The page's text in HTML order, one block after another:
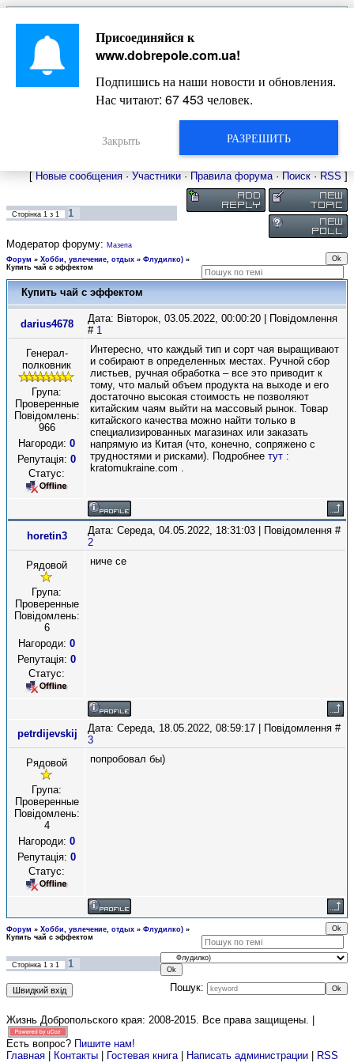
Главная
Новости
Довідкова
Фото
Оголошення
Видео
Жизнь Добропольского края
[ Новые сообщения · Участники · Правила форума· Поиск · RSS ]
Сторінка 1 з 1 1
Модератор форуму: Мазепа
Форум » Хобби, увлечение, отдых » Флудилко) »
Купить чай с эффектом
Купить чай с эффектом
darius4678
Дата: Вівторок, 03.05.2022, 00:00:20 | Повідомлення
# 1
Генерал-
полковник
Група:
Проверенные
Повідомлень:
966
Нагороди: 0
Репутація: 0
Статус:
Интересно, что каждый тип и сорт чая выращивают
и собирают в определенных местах. Ручной сбор
листьев, ручная обработка – все это приводит к
тому, что малый объем продукта на выходе и его
достаточно высокая стоимость не позволяют
китайским чаям выйти на массовый рынок. Товар
китайского качества можно найти только в
специализированных магазинах или заказать
напрямую из Китая (что, конечно, сопряжено с
трудностями и рисками). Подробнее тут :
kratomukraine.com .
horetin3
Дата: Середа, 04.05.2022, 18:31:03 | Повідомлення #
2
Рядовой
Група:
Проверенные
Повідомлень:
6
Нагороди: 0
Репутація: 0
Статус:
ниче се
petrdijevskij
Дата: Середа, 18.05.2022, 08:59:17 | Повідомлення #
3
Рядовой
Група:
Проверенные
Повідомлень:
4
Нагороди: 0
Репутація: 0
Статус:
попробовал бы)
Форум » Хобби, увлечение, отдых » Флудилко) »
Купить чай с эффектом
Сторінка 1 з 1
1
Пошук:
Жизнь Добропольского края: 2008-2015. Все права защищены. |
Есть вопрос? Пишите нам!
Главная
Контакты Гостевая книга| Написать администрации RSS
Присоединяйся к
www.dobrepole.com.ua!
Подпишись на наши новости и обновления.
Нас читают: 67 453 человек.
РАЗРЕШИТЬ
Закрыть